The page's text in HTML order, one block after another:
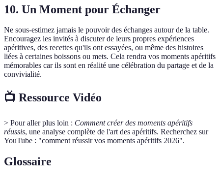
10. Un Moment pour Échanger
Ne sous-estimez jamais le pouvoir des échanges autour de la table.
Encouragez les invités à discuter de leurs propres expériences
apéritives, des recettes qu'ils ont essayées, ou même des histoires
liées à certaines boissons ou mets. Cela rendra vos moments apéritifs
mémorables car ils sont en réalité une célébration du partage et de la
convivialité.
📺 Ressource Vidéo
> Pour aller plus loin : Comment créer des moments apéritifs
réussis, une analyse complète de l'art des apéritifs. Recherchez sur
YouTube : "comment réussir vos moments apéritifs 2026".
Glossaire